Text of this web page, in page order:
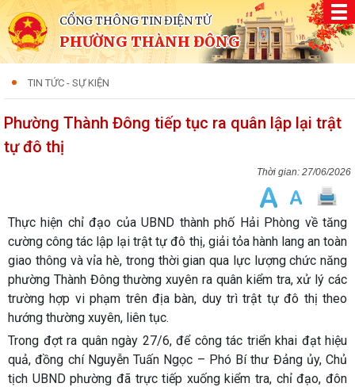
CỔNG THÔNG TIN ĐIỆN TỬ
PHƯỜNG THÀNH ĐÔNG
TIN TỨC - SỰ KIỆN
Phường Thành Đông tiếp tục ra quân lập lại trật
tự đô thị
27/06/2026
Thực hiện chỉ đạo của UBND thành phố Hải Phòng về tăng
cường công tác lập lại trật tự đô thị, giải tỏa hành lang an toàn
giao thông và vỉa hè, trong thời gian qua lực lượng chức năng
phường Thành Đông thường xuyên ra quân kiểm tra, xử lý các
trường hợp vi phạm trên địa bàn, duy trì trật tự đô thị theo
hướng thường xuyên, liên tục.
Trong đợt ra quân ngày 27/6, để công tác triển khai đạt hiệu
quả, đồng chí Nguyễn Tuấn Ngọc – Phó Bí thư Đảng ủy, Chủ
tịch UBND phường đã trực tiếp xuống kiểm tra, chỉ đạo, đôn